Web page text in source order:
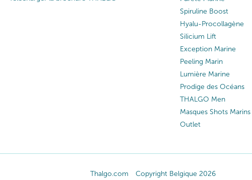
Spiruline Boost
Hyalu-Procollagène
Silicium Lift
Exception Marine
Peeling Marin
Lumière Marine
Prodige des Océans
THALGO Men
Masques Shots Marins
Outlet
Thalgo.com Copyright Belgique 2026